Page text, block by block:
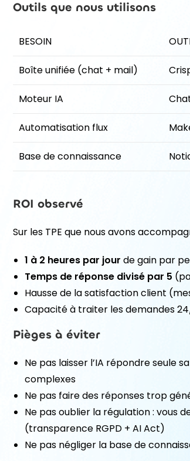
Outils que nous utilisons
BESOIN
Boîte unifiée (chat + mail)
Moteur IA
Automatisation flux
Base de connaissance
ROI observé
Sur les TPE que nous avons
1 à 2 heures par jour de gain par
Temps de réponse divisé par 5
Hausse de la satisfaction client
Capacité à traiter les demandes
Pièges à éviter
Ne pas laisser l’IA répondre seule
complexes
Ne pas faire des réponses trop
Ne pas oublier la régulation : vous
(transparence RGPD + AI Act)
Ne pas négliger la base de